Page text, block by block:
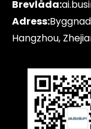
Brevlåda:
Adress:
Hangzhou,